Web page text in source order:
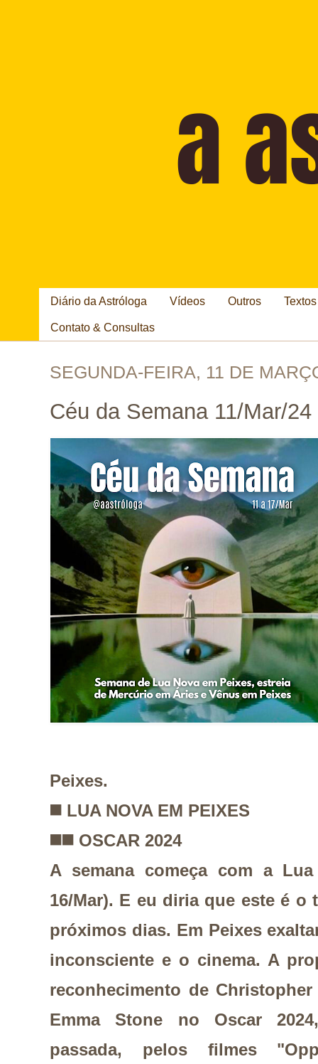
Diário da Astróloga Vídeos Outros
Contato & Consultas
SEGUNDA-FEIRA, 11 DE
Céu da Semana 11/Mar/
Peixes.
◼️ LUA NOVA EM PEIXES
◼️◼️ OSCAR 2024
A semana começa com a
16/Mar). E eu diria que este é
próximos dias. Em Peixes
inconsciente e o cinema. A
reconhecimento de
Emma Stone no Oscar
passada, pelos filmes